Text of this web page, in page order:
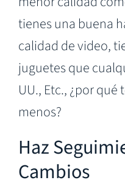
tienes una buena
calidad de video,
juguetes que
UU., Etc., ¿por
menos?
Haz
Cambios